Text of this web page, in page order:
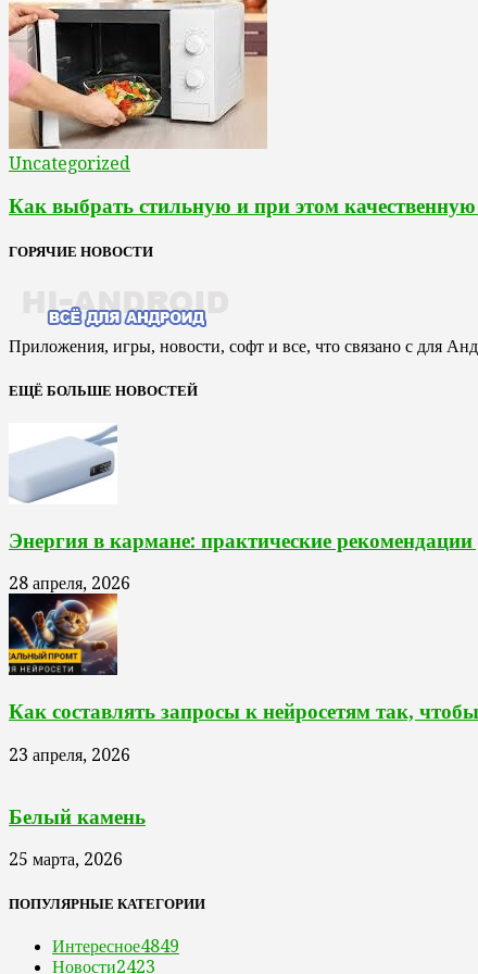
Uncategorized
Как выбрать стильную и при этом
ГОРЯЧИЕ НОВОСТИ
Приложения, игры, новости, софт и все, что связано с для
ЕЩЁ БОЛЬШЕ НОВОСТЕЙ
Энергия в кармане: практические
28 апреля, 2026
Как составлять запросы к нейросетям так,
23 апреля, 2026
Белый камень
25 марта, 2026
ПОПУЛЯРНЫЕ КАТЕГОРИИ
Интересное4849
Новости2423